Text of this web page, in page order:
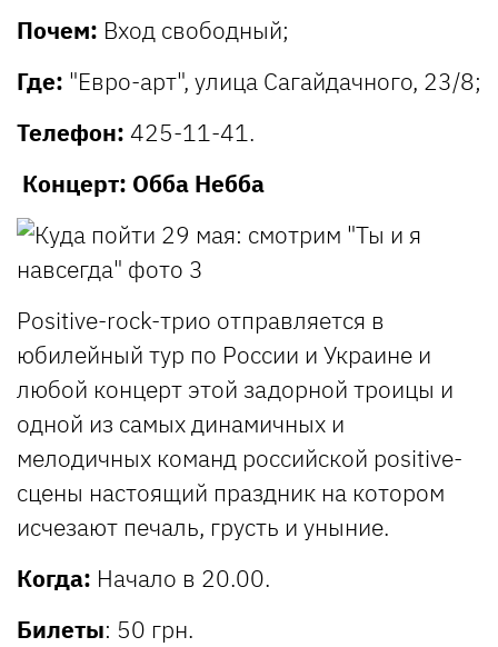
Почем: Вход свободный;
Где: "Евро-арт", улица Сагайдачного, 23/8;
Телефон: 425-11-41.
Концерт: Обба Небба
Рositive-rock-трио отправляется в
юбилейный тур по России и Украине и
любой концерт этой задорной троицы и
одной из самых динамичных и
мелодичных команд российской positive-
сцены настоящий праздник на котором
исчезают печаль, грусть и уныние.
Когда: Начало в 20.00.
Билеты: 50 грн.